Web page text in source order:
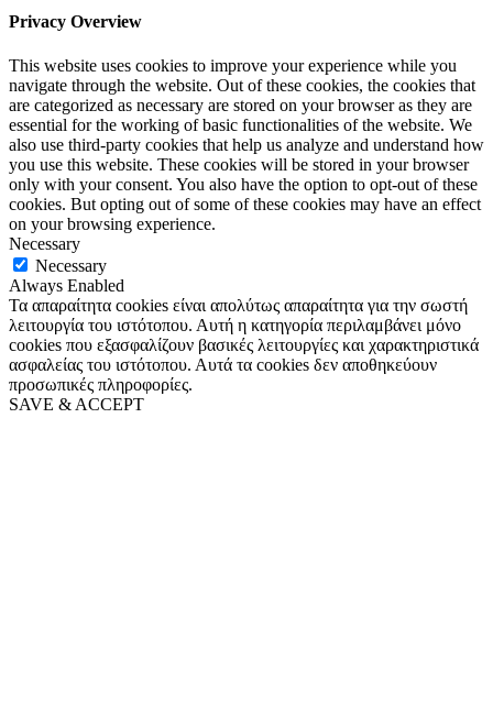
Privacy Overview
This website uses cookies to improve your experience while you
navigate through the website. Out of these cookies, the cookies that
are categorized as necessary are stored on your browser as they are
essential for the working of basic functionalities of the website. We
also use third-party cookies that help us analyze and understand how
you use this website. These cookies will be stored in your browser
only with your consent. You also have the option to opt-out of these
cookies. But opting out of some of these cookies may have an effect
on your browsing experience.
Necessary
Necessary
Always Enabled
Τα απαραίτητα cookies είναι απολύτως απαραίτητα για την σωστή
λειτουργία του ιστότοπου. Αυτή η κατηγορία περιλαμβάνει μόνο
cookies που εξασφαλίζουν βασικές λειτουργίες και χαρακτηριστικά
ασφαλείας του ιστότοπου. Αυτά τα cookies δεν αποθηκεύουν
προσωπικές πληροφορίες.
SAVE & ACCEPT